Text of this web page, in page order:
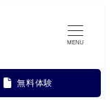
無料体験
MENU